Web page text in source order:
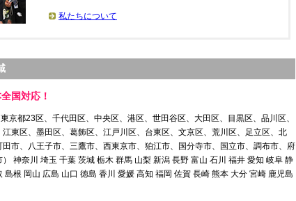
私たちについて
国対応！
京都23区、千代田区、中央区、港区、世田谷区、大田区、目黒区、品川区、
東区、墨田区、葛飾区、江戸川区、台東区、文京区、荒川区、足立区、北
市、八王子市、三鷹市、西東京市、狛江市、国分寺市、国立市、調布市、府
神奈川 埼玉 千葉 茨城 栃木 群馬 山梨 新潟 長野 富山 石川 福井 愛知 岐阜 静
根 岡山 広島 山口 徳島 香川 愛媛 高知 福岡 佐賀 長崎 熊本 大分 宮崎 鹿児島